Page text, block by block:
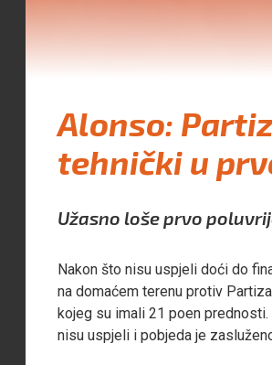
Alonso:
tehnički u
Užasno loše prvo
Nakon što nisu uspjeli doći do
na domaćem terenu protiv
kojeg su imali 21 poen
nisu uspjeli i pobjeda je